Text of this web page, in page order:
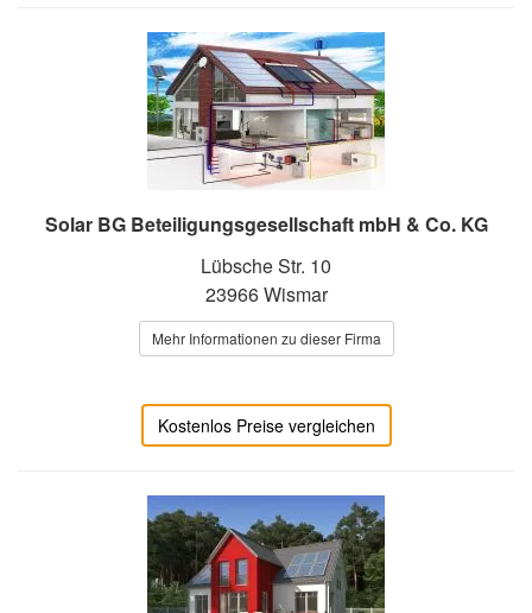
Solar BG Beteiligungsgesellschaft mbH & Co. KG
Lübsche Str. 10
23966 Wismar
Mehr Informationen zu dieser Firma
Kostenlos Preise vergleichen